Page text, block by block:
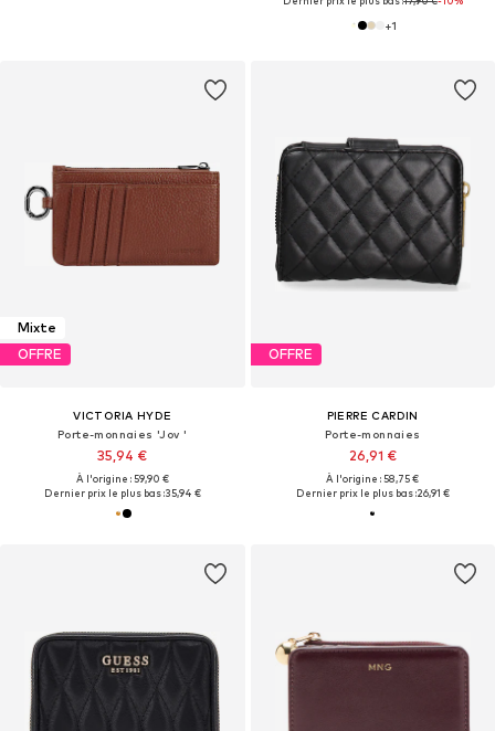
+1
Mixte
OFFRE
VICTORIA HYDE
Porte-monnaies 'Jov '
35,94 €
À l'origine : 59,90 €
Dernier prix le plus bas :35,94 €
OFFRE
PIERRE CARDIN
Porte-monnaies
26,91 €
À l'origine : 58,75 €
Dernier prix le plus bas :26,91 €